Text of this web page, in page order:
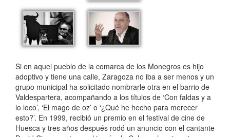
Si en aquel pueblo de la comarca de los Monegros es hijo
adoptivo y tiene una calle, Zaragoza no iba a ser menos y un
grupo municipal ha solicitado nombrarle otra en el barrio de
Valdespartera, acompañando a los títulos de ‘Con faldas y a
lo loco’, ‘El mago de oz’ o ‘¿Qué he hecho para merecer
esto?’. En 1999, recibió un premio en el festival de cine de
Huesca y tres años después rodó un anuncio con el cantante